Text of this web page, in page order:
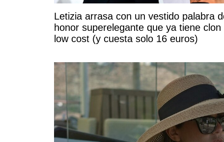
Letizia arrasa con un vestido palabra
honor superelegante que ya tiene clon
low cost (y cuesta solo 16 euros)